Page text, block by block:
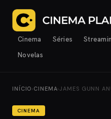
Cinema Séries
Novelas
INÍCIO› CINEMA›JAMES GUNN
CINEMA